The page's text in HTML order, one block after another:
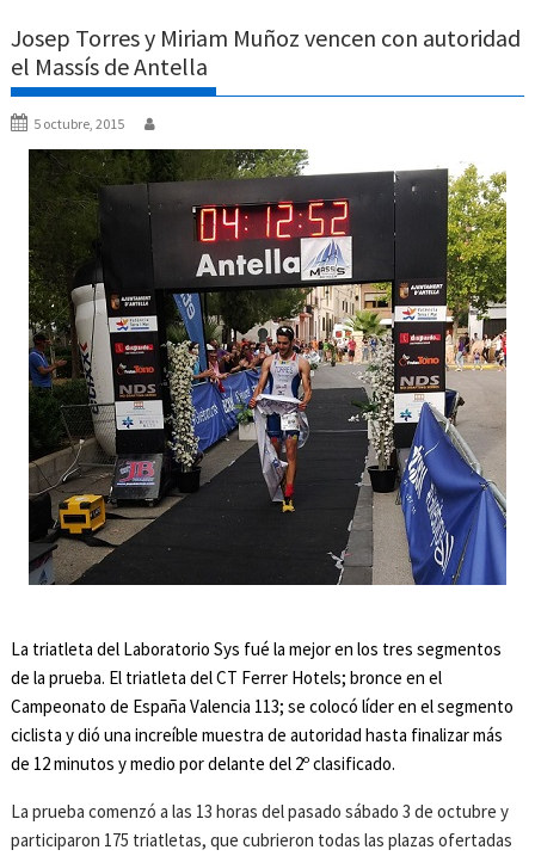
Josep Torres y Miriam Muñoz vencen con autoridad
el Massís de Antella
5 octubre, 2015
La triatleta del Laboratorio Sys fué la mejor en los tres segmentos
de la prueba. El triatleta del CT Ferrer Hotels; bronce en el
Campeonato de España Valencia 113; se colocó líder en el segmento
ciclista y dió una increíble muestra de autoridad hasta finalizar más
de 12 minutos y medio por delante del 2º clasificado.
La prueba comenzó a las 13 horas del pasado sábado 3 de octubre y
participaron 175 triatletas, que cubrieron todas las plazas ofertadas